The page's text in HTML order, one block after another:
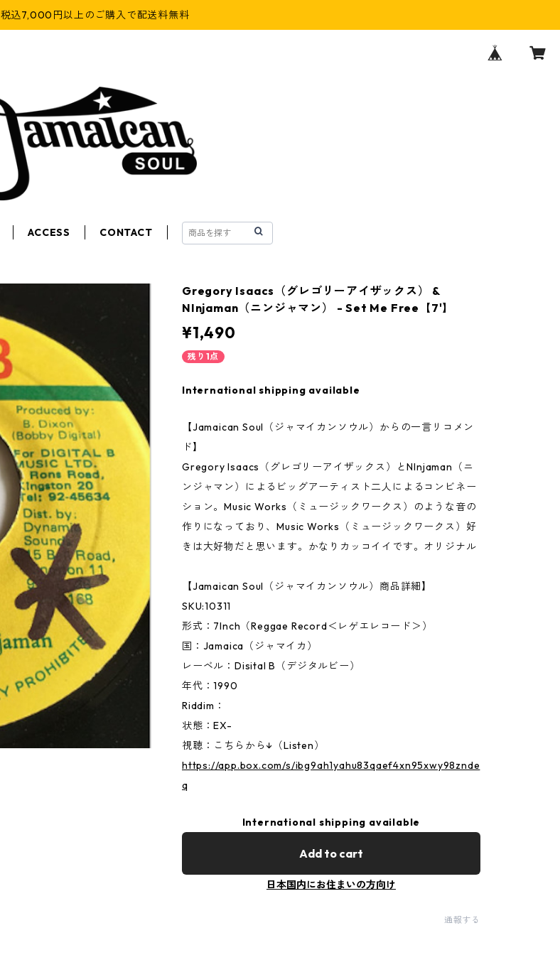
税込7,000円以上のご購入で配送料無料
ACCESS CONTACT
Gregory Isaacs（グレゴリーアイザックス） &
NInjaman（ニンジャマン） - Set Me Free【7'】
¥1,490
残り1点
International shipping available
【Jamaican Soul（ジャマイカンソウル）からの一言リコメン
ド】
Gregory Isaacs（グレゴリーアイザックス）とNInjaman（ニ
ンジャマン）によるビッグアーティスト二人によるコンビネー
ション。Music Works（ミュージックワークス）のような音の
作りになっており、Music Works（ミュージックワークス）好
きは大好物だと思います。かなりカッコイイです。オリジナル
【Jamaican Soul（ジャマイカンソウル）商品詳細】
SKU:10311
形式：7Inch（Reggae Record＜レゲエレコード＞）
国：Jamaica（ジャマイカ）
レーベル：Disital B（デジタルビー）
年代：1990
Riddim：
状態：EX-
視聴：こちらから↓（Listen）
https://app.box.com/s/ibg9ah1yahu83qaef4xn95xwy98znde
q
International shipping available
Add to cart
日本国内にお住まいの方向け
通報する